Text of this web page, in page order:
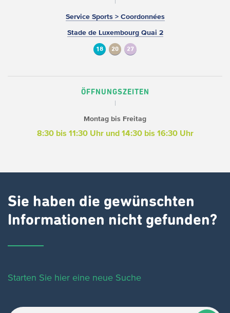
Service Sports > Coordonnées
Stade de Luxembourg Quai 2
18 20 27
ÖFFNUNGSZEITEN
Montag bis Freitag
8:30 bis 11:30 Uhr und 14:30 bis 16:30 Uhr
Sie haben die gewünschten
Informationen nicht gefunden?
Starten Sie hier eine neue Suche